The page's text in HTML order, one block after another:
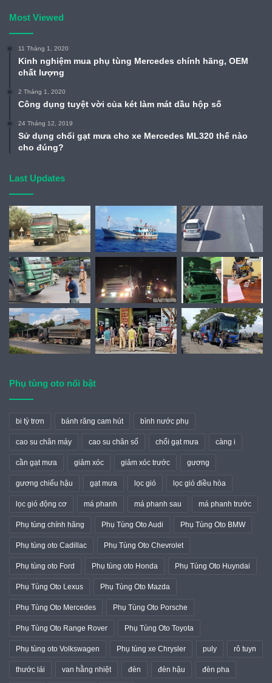
Most Viewed
11 Tháng 1, 2020
Kinh nghiệm mua phụ tùng Mercedes chính hãng, OEM
chất lượng
2 Tháng 1, 2020
Công dụng tuyệt vời của két làm mát dầu hộp số
24 Tháng 12, 2019
Sử dụng chổi gạt mưa cho xe Mercedes ML320 thế nào
cho đúng?
Last Updates
Phụ tùng oto nổi bật
bi tỳ trơn bánh răng cam hút bình nước phụ
cao su chân máy cao su chân số chổi gạt mưa càng i
cần gạt mưa giảm xóc giảm xóc trước gương
gương chiếu hậu gạt mưa lọc gió lọc gió điều hòa
lọc gió động cơ má phanh má phanh sau má phanh trước
Phụ tùng chính hãng Phụ Tùng Oto Audi Phụ Tùng Oto BMW
Phụ tùng oto Cadillac Phụ Tùng Oto Chevrolet
Phụ tùng oto Ford Phụ tùng oto Honda Phụ Tùng Oto Huyndai
Phụ Tùng Oto Lexus Phụ Tùng Oto Mazda
Phụ Tùng Oto Mercedes Phụ Tùng Oto Porsche
Phụ Tùng Oto Range Rover Phụ Tùng Oto Toyota
Phụ tùng oto Volkswagen Phụ tùng xe Chrysler puly rô tuyn
thước lái van hằng nhiệt đèn đèn hậu đèn pha